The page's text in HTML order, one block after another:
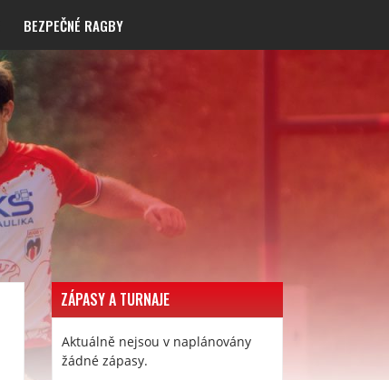
BEZPEČNÉ RAGBY
ZÁPASY A TURNAJE
Aktuálně nejsou v naplánovány
žádné zápasy.